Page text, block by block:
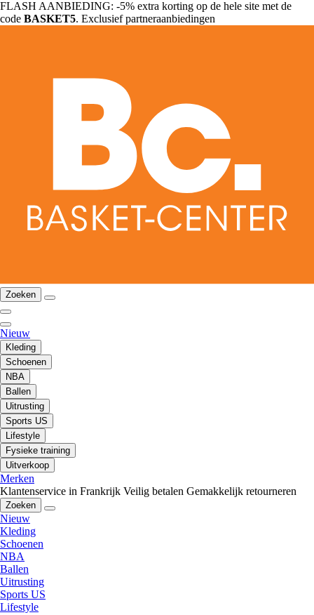
FLASH AANBIEDING: -5% extra korting op de hele site met de
code BASKET5. Exclusief partneraanbiedingen
Zoeken
Nieuw
Kleding
Schoenen
NBA
Ballen
Uitrusting
Sports US
Lifestyle
Fysieke training
Uitverkoop
Merken
Klantenservice in Frankrijk Veilig betalen Gemakkelijk retourneren
Zoeken
Nieuw
Kleding
Schoenen
NBA
Ballen
Uitrusting
Sports US
Lifestyle